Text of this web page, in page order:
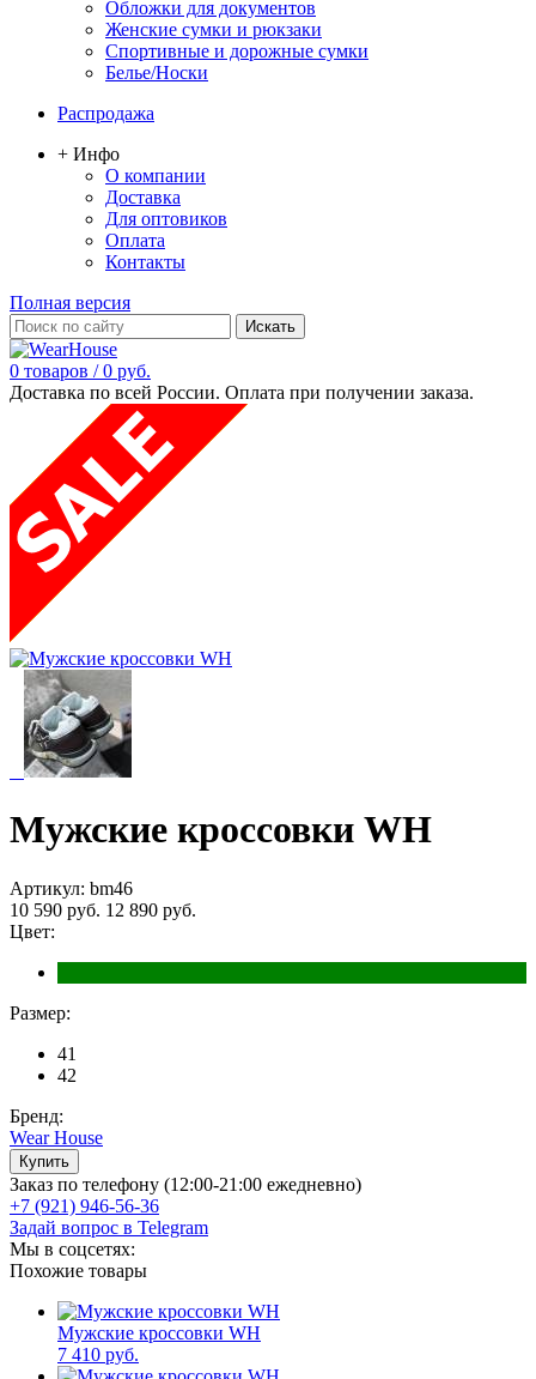
Обложки для документов
Женские сумки и рюкзаки
Спортивные и дорожные сумки
Белье/Носки
Распродажа
+ Инфо
О компании
Доставка
Для оптовиков
Оплата
Контакты
Полная версия
0 товаров / 0 руб.
Доставка по всей России. Оплата при получении заказа.
Мужские кроссовки WН
Артикул: bm46
10 590 руб. 12 890 руб.
Цвет:
Размер:
41
42
Бренд:
Wear House
Заказ по телефону (12:00-21:00 ежедневно)
+7 (921) 946-56-36
Задай вопрос в Telegram
Мы в соцсетях:
Похожие товары
Мужские кроссовки WН
7 410 руб.